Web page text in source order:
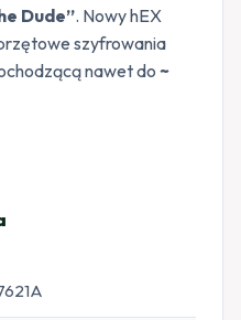
Dude”. Nowy hEX
szyfrowania
nawet do ~